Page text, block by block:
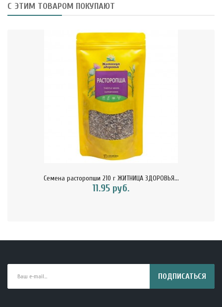
С ЭТИМ ТОВАРОМ ПОКУПАЮТ
Семена расторопши 210 г ЖИТНИЦА ЗДОРОВЬЯ...
11.95 руб.
ПОДПИСАТЬСЯ